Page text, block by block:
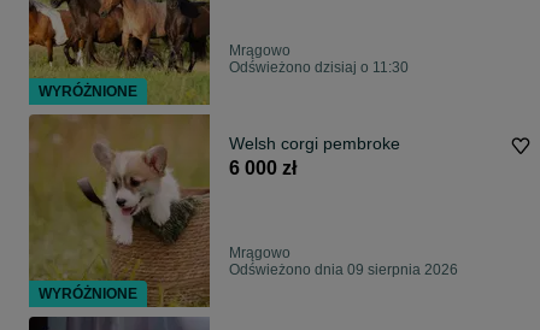
Mrągowo
Odświeżono dzisiaj o 11:30
Welsh corgi pembroke
6 000 zł
Mrągowo
Odświeżono dnia 09 sierpnia 2026
WYRÓŻNIONE
WYRÓŻNIONE